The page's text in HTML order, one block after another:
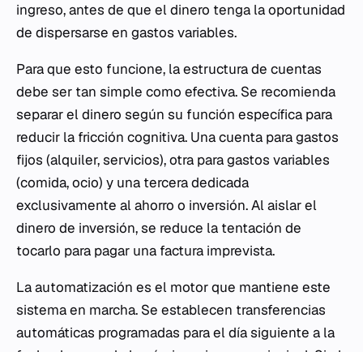
ingreso, antes de que el dinero tenga la oportunidad
de dispersarse en gastos variables.
Para que esto funcione, la estructura de cuentas
debe ser tan simple como efectiva. Se recomienda
separar el dinero según su función específica para
reducir la fricción cognitiva. Una cuenta para gastos
fijos (alquiler, servicios), otra para gastos variables
(comida, ocio) y una tercera dedicada
exclusivamente al ahorro o inversión. Al aislar el
dinero de inversión, se reduce la tentación de
tocarlo para pagar una factura imprevista.
La automatización es el motor que mantiene este
sistema en marcha. Se establecen transferencias
automáticas programadas para el día siguiente a la